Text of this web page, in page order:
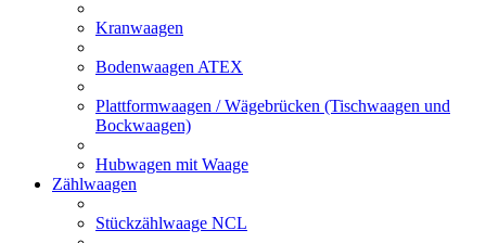
Kranwaagen
Bodenwaagen ATEX
Plattformwaagen / Wägebrücken (Tischwaagen und
Bockwaagen)
Hubwagen mit Waage
Zählwaagen
Stückzählwaage NCL